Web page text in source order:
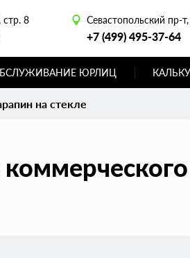
стр. 8 Севастопольский пр-
+7 (499) 495-37-64
ЮРЛИЦ
на стекле